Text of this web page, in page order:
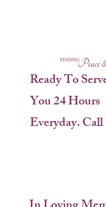
Ready To
You 24 Hours
Everyday.